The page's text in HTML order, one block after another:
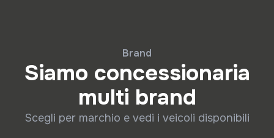
Brand
Siamo concessionaria
multi brand
Scegli per marchio e vedi i veicoli disponibili